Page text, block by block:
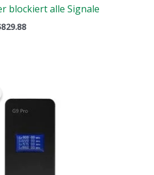
blockiert alle Signale
829.88
Preis
ist: